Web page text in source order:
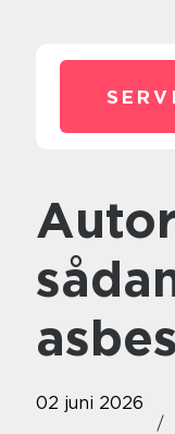
Autoriseret asbest sanitør
02 juni 2026